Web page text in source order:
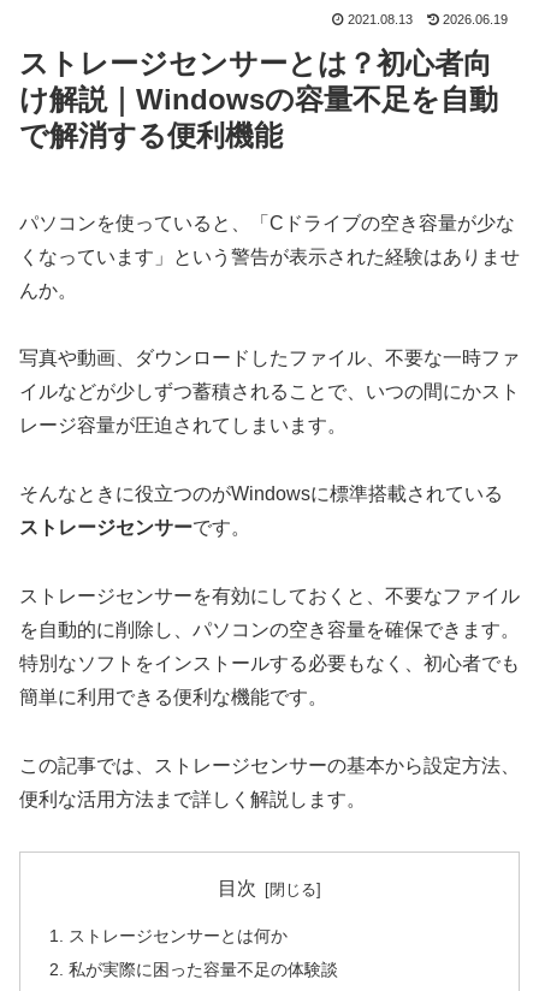
2021.08.13 2026.06.19
ストレージセンサーとは？初心者向
け解説｜Windowsの容量不足を自動
で解消する便利機能
パソコンを使っていると、「Cドライブの空き容量が少な
くなっています」という警告が表示された経験はありませ
んか。
写真や動画、ダウンロードしたファイル、不要な一時ファ
イルなどが少しずつ蓄積されることで、いつの間にかスト
レージ容量が圧迫されてしまいます。
そんなときに役立つのがWindowsに標準搭載されている
ストレージセンサーです。
ストレージセンサーを有効にしておくと、不要なファイル
を自動的に削除し、パソコンの空き容量を確保できます。
特別なソフトをインストールする必要もなく、初心者でも
簡単に利用できる便利な機能です。
この記事では、ストレージセンサーの基本から設定方法、
便利な活用方法まで詳しく解説します。
目次
ストレージセンサーとは何か
私が実際に困った容量不足の体験談